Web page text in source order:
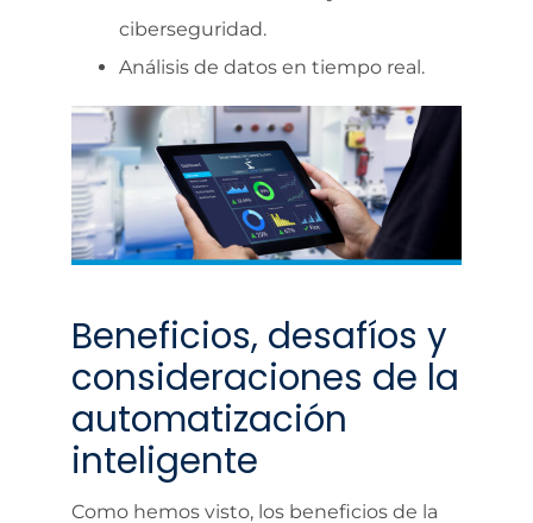
ciberseguridad.
Análisis de datos en tiempo real.
Beneficios, desafíos y
consideraciones de la
automatización
inteligente
Como hemos visto, los beneficios de la